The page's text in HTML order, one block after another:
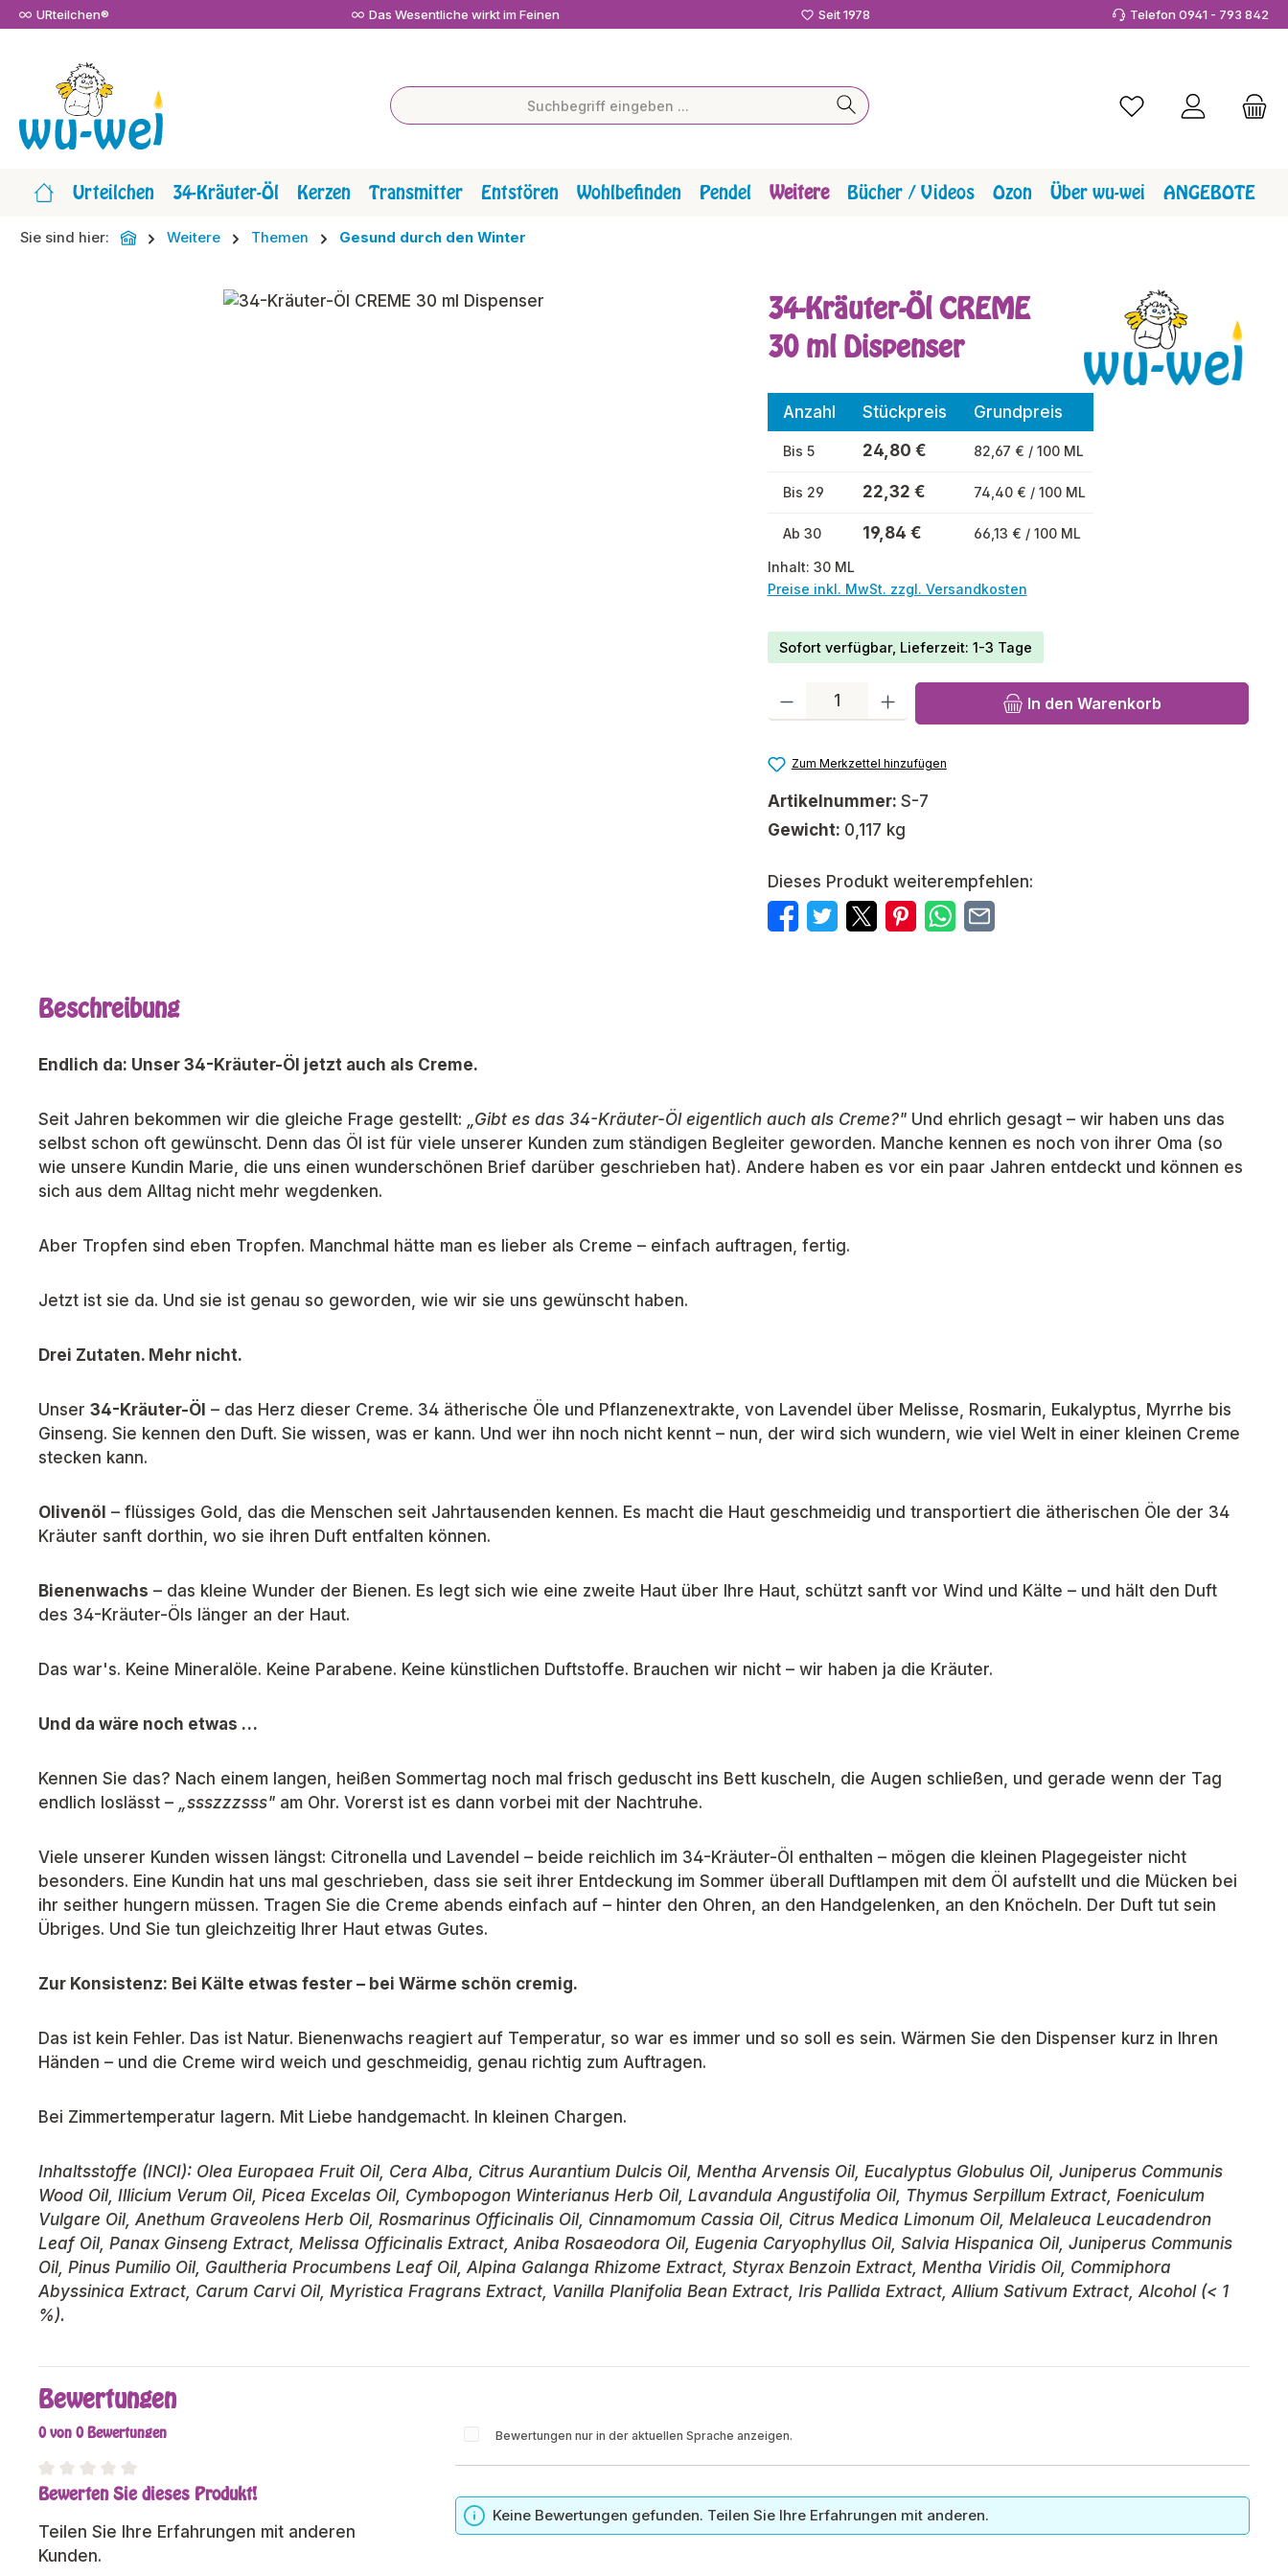
Hauptinhalt springen
Zur Suche springen
Zur Hauptnavigation springen
URteilchen® Das Wesentliche wirkt im Feinen Seit 1978 Telefon 0941 - 793 842
Du hast 0 Produkte
Urteilchen 34-Kräuter-Öl Kerzen Transmitter Entstören Wohlbefinden Pendel Weitere Bücher / Videos Ozon Über wu-wei ANGEBOTE
Sie sind hier: Weitere Themen Gesund durch den Winter
Bildergalerie überspringen
34-Kräuter-Öl CREME
30 ml Dispenser
Anzahl Stückpreis Grundpreis
Bis 5 24,80 € 82,67 € / 100 ML
Bis 29 22,32 € 74,40 € / 100 ML
Ab 30 19,84 € 66,13 € / 100 ML
Inhalt: 30 ML
Preise inkl. MwSt. zzgl. Versandkosten
Sofort verfügbar, Lieferzeit: 1-3 Tage
Produkt Anzahl: Gib den gewünschten Wert ein oder benutze die
In den Warenkorb
Zum Merkzettel hinzufügen
Artikelnummer: S-7
Gewicht: 0,117 kg
Dieses Produkt weiterempfehlen:
Beschreibung
Endlich da: Unser 34-Kräuter-Öl jetzt auch als Creme.
Seit Jahren bekommen wir die gleiche Frage gestellt: „Gibt es das 34-Kräuter-Öl eigentlich auch als Creme?" Und ehrlich gesagt – wir haben uns das
selbst schon oft gewünscht. Denn das Öl ist für viele unserer Kunden zum ständigen Begleiter geworden. Manche kennen es noch von ihrer Oma (so
wie unsere Kundin Marie, die uns einen wunderschönen Brief darüber geschrieben hat). Andere haben es vor ein paar Jahren entdeckt und können es
sich aus dem Alltag nicht mehr wegdenken.
Aber Tropfen sind eben Tropfen. Manchmal hätte man es lieber als Creme – einfach auftragen, fertig.
Jetzt ist sie da. Und sie ist genau so geworden, wie wir sie uns gewünscht haben.
Drei Zutaten. Mehr nicht.
Unser 34-Kräuter-Öl – das Herz dieser Creme. 34 ätherische Öle und Pflanzenextrakte, von Lavendel über Melisse, Rosmarin, Eukalyptus, Myrrhe bis
Ginseng. Sie kennen den Duft. Sie wissen, was er kann. Und wer ihn noch nicht kennt – nun, der wird sich wundern, wie viel Welt in einer kleinen Creme
stecken kann.
Olivenöl – flüssiges Gold, das die Menschen seit Jahrtausenden kennen. Es macht die Haut geschmeidig und transportiert die ätherischen Öle der 34
Kräuter sanft dorthin, wo sie ihren Duft entfalten können.
Bienenwachs – das kleine Wunder der Bienen. Es legt sich wie eine zweite Haut über Ihre Haut, schützt sanft vor Wind und Kälte – und hält den Duft
des 34-Kräuter-Öls länger an der Haut.
Das war's. Keine Mineralöle. Keine Parabene. Keine künstlichen Duftstoffe. Brauchen wir nicht – wir haben ja die Kräuter.
Und da wäre noch etwas …
Kennen Sie das? Nach einem langen, heißen Sommertag noch mal frisch geduscht ins Bett kuscheln, die Augen schließen, und gerade wenn der Tag
endlich loslässt – „ssszzzsss" am Ohr. Vorerst ist es dann vorbei mit der Nachtruhe.
Viele unserer Kunden wissen längst: Citronella und Lavendel – beide reichlich im 34-Kräuter-Öl enthalten – mögen die kleinen Plagegeister nicht
besonders. Eine Kundin hat uns mal geschrieben, dass sie seit ihrer Entdeckung im Sommer überall Duftlampen mit dem Öl aufstellt und die Mücken bei
ihr seither hungern müssen. Tragen Sie die Creme abends einfach auf – hinter den Ohren, an den Handgelenken, an den Knöcheln. Der Duft tut sein
Übriges. Und Sie tun gleichzeitig Ihrer Haut etwas Gutes.
Zur Konsistenz: Bei Kälte etwas fester – bei Wärme schön cremig.
Das ist kein Fehler. Das ist Natur. Bienenwachs reagiert auf Temperatur, so war es immer und so soll es sein. Wärmen Sie den Dispenser kurz in Ihren
Händen – und die Creme wird weich und geschmeidig, genau richtig zum Auftragen.
Bei Zimmertemperatur lagern. Mit Liebe handgemacht. In kleinen Chargen.
Inhaltsstoffe (INCI): Olea Europaea Fruit Oil, Cera Alba, Citrus Aurantium Dulcis Oil, Mentha Arvensis Oil, Eucalyptus Globulus Oil, Juniperus Communis
Wood Oil, Illicium Verum Oil, Picea Excelas Oil, Cymbopogon Winterianus Herb Oil, Lavandula Angustifolia Oil, Thymus Serpillum Extract, Foeniculum
Vulgare Oil, Anethum Graveolens Herb Oil, Rosmarinus Officinalis Oil, Cinnamomum Cassia Oil, Citrus Medica Limonum Oil, Melaleuca Leucadendron
Leaf Oil, Panax Ginseng Extract, Melissa Officinalis Extract, Aniba Rosaeodora Oil, Eugenia Caryophyllus Oil, Salvia Hispanica Oil, Juniperus Communis
Oil, Pinus Pumilio Oil, Gaultheria Procumbens Leaf Oil, Alpina Galanga Rhizome Extract, Styrax Benzoin Extract, Mentha Viridis Oil, Commiphora
Abyssinica Extract, Carum Carvi Oil, Myristica Fragrans Extract, Vanilla Planifolia Bean Extract, Iris Pallida Extract, Allium Sativum Extract, Alcohol (< 1
%).
Bewertungen
0 von 0 Bewertungen
Durchschnittliche Bewertung von 0 von 5 Sternen
Bewerten Sie dieses Produkt!
Teilen Sie Ihre Erfahrungen mit anderen
Kunden.
Bewertungen nur in der aktuellen Sprache anzeigen.
Keine Bewertungen gefunden. Teilen Sie Ihre Erfahrungen mit anderen.